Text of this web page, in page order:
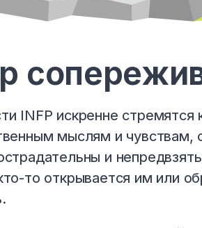
INFP искренне
мыслям и чувствам,
и
то открывается им или